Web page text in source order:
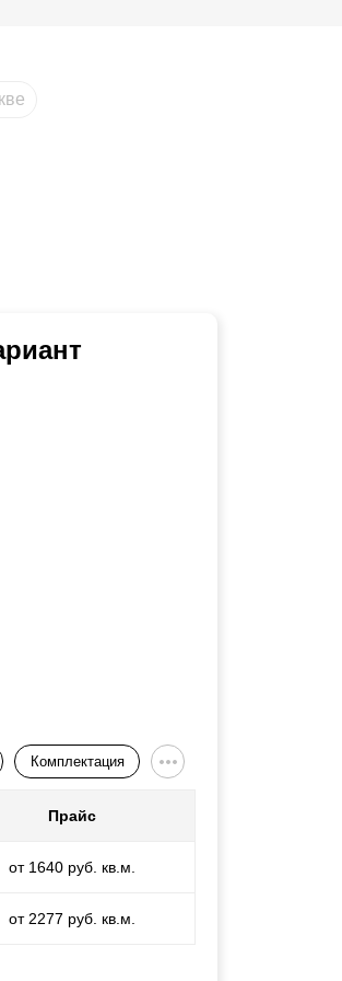
Комплектация
Прайс
от 1640 руб. кв.м.
от 2277 руб. кв.м.